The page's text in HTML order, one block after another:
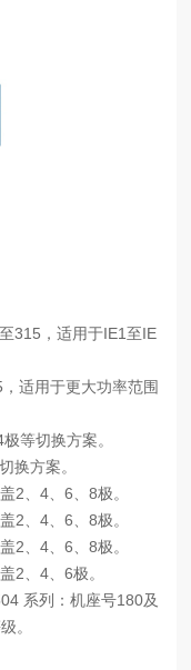
315，适用于IE1至IE
适用于更大功率范围
等切换方案。
换方案。
2、4、6、8极。
2、4、6、8极。
2、4、6、8极。
2、4、6极。
系列：机座号180及
。